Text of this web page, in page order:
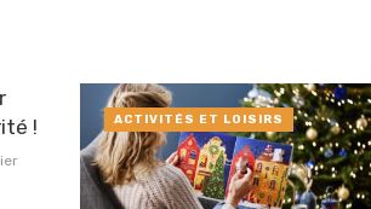
!
ACTIVITÉS ET LOISIRS